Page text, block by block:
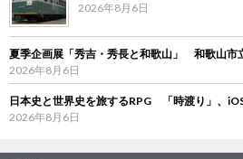
2026年8月6日
夏季企画展「秀吉・秀長と和歌山」 和歌山市
2026年8月6日
日本史と世界史を旅するRPG 「時渡り」、
2026年8月6日